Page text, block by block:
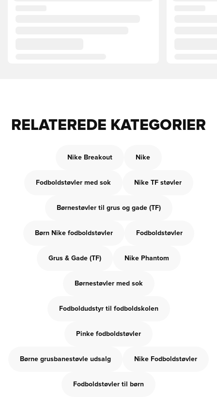
RELATEREDE KATEGORIER
Nike Breakout Nike
Fodboldstøvler med sok Nike TF støvler
Børnestøvler til grus og gade (TF)
Børn Nike fodboldstøvler Fodboldstøvler
Grus & Gade (TF) Nike Phantom
Børnestøvler med sok
Fodboldudstyr til fodboldskolen
Pinke fodboldstøvler
Børne grusbanestøvle udsalg Nike Fodboldstøvler
Fodboldstøvler til børn